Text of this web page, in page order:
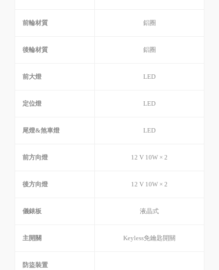
前輪材質 鋁圈
後輪材質 鋁圈
前大燈 LED
定位燈 LED
尾燈&煞車燈 LED
前方向燈 12 V 10W × 2
後方向燈 12 V 10W × 2
儀錶板 液晶式
主開關 Keyless免鑰匙開關
防盜裝置